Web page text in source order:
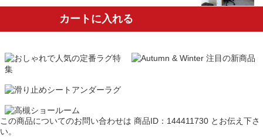
カートに入れる
この商品についてのお問い合わせは 商品ID：144411730 とお伝え下さ
い。